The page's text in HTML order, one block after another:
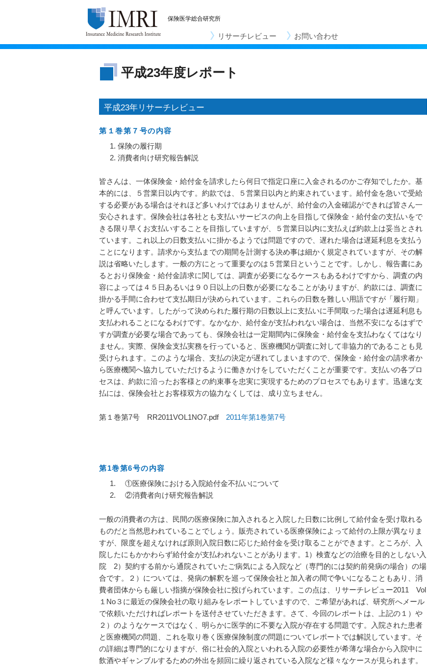
保険医学総合研究所
メ
イ
コ
ン
ン
リサーチレビュー お問い合わせ
平成23年度レポート
平成23年リサーチレビュー
第１巻第７号の内容
保険の履行期
消費者向け研究報告解説
皆さんは、一体保険金・給付金を請求したら何日で指定口座に入金されるのかご存知でしたか。基
本的には、５営業日以内です。約款では、５営業日以内と約束されています。給付金を急いで受給
する必要がある場合はそれほど多いわけではありませんが、給付金の入金確認ができれば皆さん一
安心されます。保険会社は各社とも支払いサービスの向上を目指して保険金・給付金の支払いをで
きる限り早くお支払いすることを目指していますが、５営業日以内に支払えば約款上は妥当とされ
ています。これ以上の日数支払いに掛かるようでは問題ですので、遅れた場合は遅延利息を支払う
ことになります。請求から支払までの期間を計測する決め事は細かく規定されていますが、その解
説は省略いたします。一般の方にとって重要なのは５営業日ということです。しかし、報告書にあ
るとおり保険金・給付金請求に関しては、調査が必要になるケースもあるわけですから、調査の内
容によっては４５日あるいは９０日以上の日数が必要になることがありますが、約款には、調査に
掛かる手間に合わせて支払期日が決められています。これらの日数を難しい用語ですが「履行期」
と呼んでいます。したがって決められた履行期の日数以上に支払いに手間取った場合は遅延利息も
支払われることになるわけです。なかなか、給付金が支払われない場合は、当然不安になるはずで
すが調査が必要な場合であっても、保険会社は一定期間内に保険金・給付金を支払わなくてはなり
ません。実際、保険金支払実務を行っていると、医療機関が調査に対して非協力的であることも見
受けられます。このような場合、支払の決定が遅れてしまいますので、保険金・給付金の請求者か
ら医療機関へ協力していただけるように働きかけをしていただくことが重要です。支払いの各プロ
セスは、約款に沿ったお客様との約束事を忠実に実現するためのプロセスでもあります。迅速な支
払には、保険会社とお客様双方の協力なくしては、成り立ちません。
第１巻第7号 RR2011VOL1NO7.pdf 2011年第1巻第7号
第1巻第6号の内容
①医療保険における入院給付金不払いについて
②消費者向け研究報告解説
一般の消費者の方は、民間の医療保険に加入されると入院した日数に比例して給付金を受け取れる
ものだと当然思われていることでしょう。販売されている医療保険によって給付の上限が異なりま
すが、限度を超えなければ原則入院日数に応じた給付金を受け取ることができます。ところが、入
院したにもかかわらず給付金が支払われないことがあります。1）検査などの治療を目的としない入
院 2）契約する前から通院されていたご病気による入院など（専門的には契約前発病の場合）の場
合です。２）については、発病の解釈を巡って保険会社と加入者の間で争いになることもあり、消
費者団体からも厳しい指摘が保険会社に投げられています。この点は、リサーチレビュー2011 Vol
１No３に最近の保険会社の取り組みをレポートしていますので、ご希望があれば、研究所へメール
で依頼いただければレポートを送付させていただきます。さて、今回のレポートは、上記の１）や
２）のようなケースではなく、明らかに医学的に不要な入院が存在する問題です。入院された患者
と医療機関の問題、これを取り巻く医療保険制度の問題についてレポートでは解説しています。そ
の詳細は専門的になりますが、俗に社会的入院といわれる入院の必要性が希薄な場合から入院中に
飲酒やギャンブルするための外出を頻回に繰り返されている入院など様々なケースが見られます。